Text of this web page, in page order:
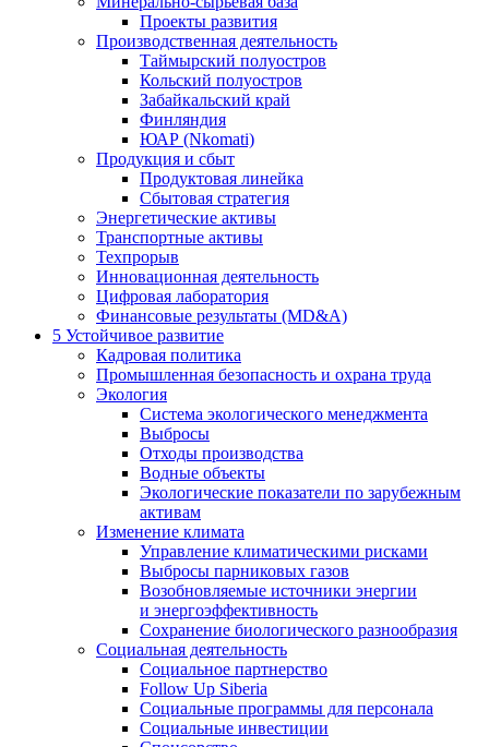
Проекты развития
Производственная деятельность
Таймырский полуостров
Кольский полуостров
Забайкальский край
Финляндия
ЮАР (Nkomati)
Продукция и сбыт
Продуктовая линейка
Сбытовая стратегия
Энергетические активы
Транспортные активы
Техпрорыв
Инновационная деятельность
Цифровая лаборатория
Финансовые результаты (MD&A)
5 Устойчивое развитие
Кадровая политика
Промышленная безопасность и охрана труда
Экология
Система экологического менеджмента
Выбросы
Отходы производства
Водные объекты
Экологические показатели по зарубежным
активам
Изменение климата
Управление климатическими рисками
Выбросы парниковых газов
Возобновляемые источники энергии
и энергоэффективность
Сохранение биологического разнообразия
Социальная деятельность
Социальное партнерство
Follow Up Siberia
Социальные программы для персонала
Социальные инвестиции